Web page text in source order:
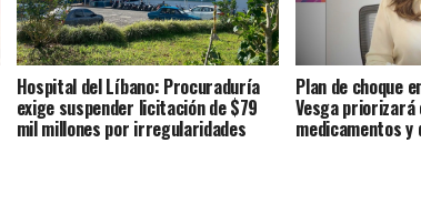
Hospital del Líbano: Procuraduría
exige suspender licitación de $79
mil millones por irregularidades
Plan de choque
Vesga
medicamentos